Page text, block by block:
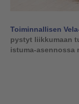
Toiminnallisen
pystyt liikkumaan
istuma-asennossa